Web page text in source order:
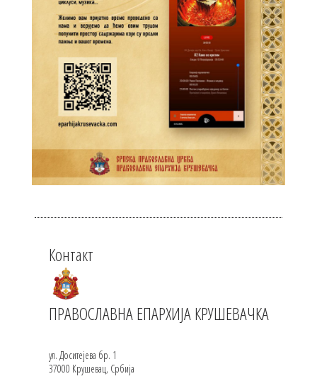
Контакт
ПРАВОСЛАВНА ЕПАРХИЈА КРУШЕВАЧКА
ул. Доситејева бр. 1
37000 Крушевац, Србија